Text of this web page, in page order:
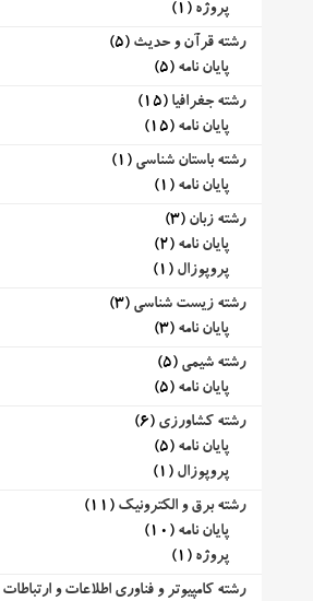
پروژه (1)
رشته قرآن و حدیث (5)
پایان نامه (5)
رشته جغرافیا (15)
پایان نامه (15)
رشته باستان شناسی (1)
پایان نامه (1)
رشته زبان (3)
پایان نامه (2)
پروپوزال (1)
رشته زیست شناسی (3)
پایان نامه (3)
رشته شیمی (5)
پایان نامه (5)
رشته کشاورزی (6)
پایان نامه (5)
پروپوزال (1)
رشته برق و الکترونیک (11)
پایان نامه (10)
پروژه (1)
رشته کامپیوتر و فناوری اطلاعات و ارتباطات